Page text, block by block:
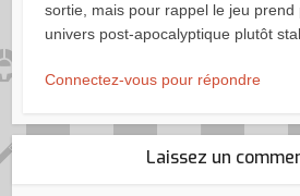
sortie, mais pour rappel le jeu prend
univers post-apocalyptique plutôt
Connectez-vous pour répondre
Laissez un